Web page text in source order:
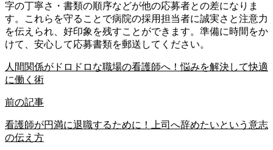
字の丁寧さ・書類の順序などが他の応募者との差になりま
す。これらを守ることで病院の採用担当者に誠実さと注意力
を伝えられ、好印象を残すことができます。準備に時間をか
けて、安心して応募書類を郵送してください。
人間関係がドロドロな職場の看護師へ！悩みを解決して快適
に働く術
前の記事
看護師が円満に退職するために！上司へ辞めたいという意志
の伝え方